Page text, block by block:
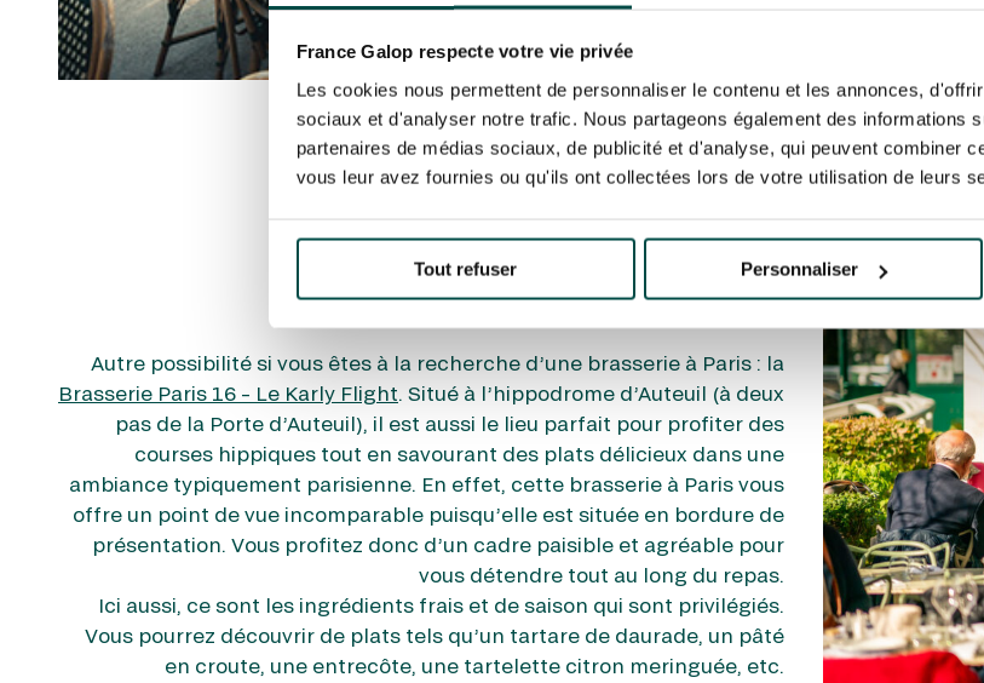
France Galop respecte votre vie privée
Les cookies nous permettent de personnaliser le contenu et les annonces,
sociaux et d'analyser notre trafic. Nous partageons également des informations
partenaires de médias sociaux, de publicité et d'analyse, qui peuvent combiner
vous leur avez fournies ou qu'ils ont collectées lors de votre utilisation de leurs
Tout refuser Personnaliser
Brasserie Le
Karly Flight
Autre possibilité si vous êtes à la recherche d’une brasserie à Paris : la
Brasserie Paris 16 – Le Karly Flight. Situé à l’hippodrome d’Auteuil (à deux
pas de la Porte d’Auteuil), il est aussi le lieu parfait pour profiter des
courses hippiques tout en savourant des plats délicieux dans une
ambiance typiquement parisienne. En effet, cette brasserie à Paris vous
offre un point de vue incomparable puisqu’elle est située en bordure de
présentation. Vous profitez donc d’un cadre paisible et agréable pour
vous détendre tout au long du repas.
Ici aussi, ce sont les ingrédients frais et de saison qui sont privilégiés.
Vous pourrez découvrir de plats tels qu’un tartare de daurade, un pâté
en croute, une entrecôte, une tartelette citron meringuée, etc.